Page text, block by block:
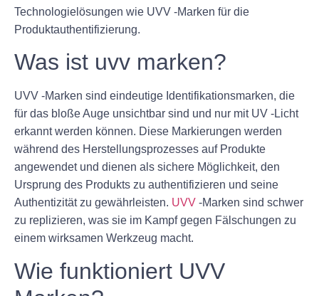
Technologielösungen wie UVV -Marken für die
Produktauthentifizierung.
Was ist uvv marken?
UVV -Marken sind eindeutige Identifikationsmarken, die
für das bloße Auge unsichtbar sind und nur mit UV -Licht
erkannt werden können. Diese Markierungen werden
während des Herstellungsprozesses auf Produkte
angewendet und dienen als sichere Möglichkeit, den
Ursprung des Produkts zu authentifizieren und seine
Authentizität zu gewährleisten. UVV -Marken sind schwer
zu replizieren, was sie im Kampf gegen Fälschungen zu
einem wirksamen Werkzeug macht.
Wie funktioniert UVV